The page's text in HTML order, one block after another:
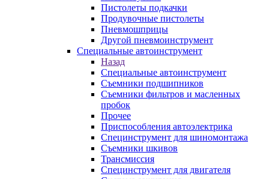
Пистолеты подкачки
Продувочные пистолеты
Пневмошприцы
Другой пневмоинструмент
Специальные автоинструмент
Назад
Специальные автоинструмент
Съемники подшипников
Съемники фильтров и масленных
пробок
Прочее
Приспособления автоэлектрика
Специнструмент для шиномонтажа
Съемники шкивов
Трансмиссия
Специнструмент для двигателя